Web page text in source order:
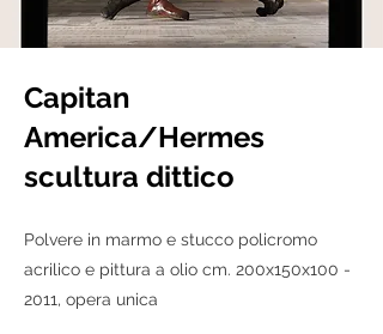
Capitan
America/Hermes
scultura dittico
Polvere in marmo e stucco policromo
acrilico e pittura a olio cm. 200x150x100 -
2011, opera unica